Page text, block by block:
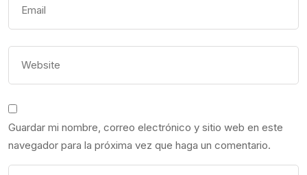
Guardar mi nombre, correo electrónico y sitio web en este
navegador para la próxima vez que haga un comentario.